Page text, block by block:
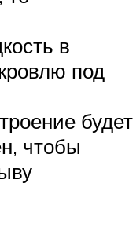
в
под
будет
чтобы